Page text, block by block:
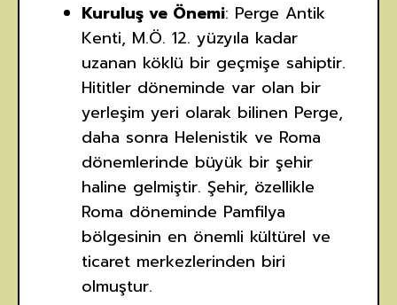
Kuruluş ve Önemi: Perge Antik
Kenti, M.Ö. 12. yüzyıla kadar
uzanan köklü bir geçmişe sahiptir.
Hititler döneminde var olan bir
yerleşim yeri olarak bilinen Perge,
daha sonra Helenistik ve Roma
dönemlerinde büyük bir şehir
haline gelmiştir. Şehir, özellikle
Roma döneminde Pamfilya
bölgesinin en önemli kültürel ve
ticaret merkezlerinden biri
olmuştur.